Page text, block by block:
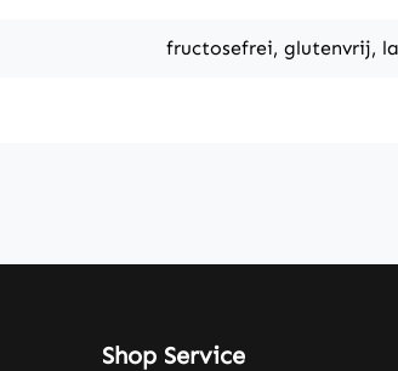
fructosefrei, glutenvrij,
Shop Service